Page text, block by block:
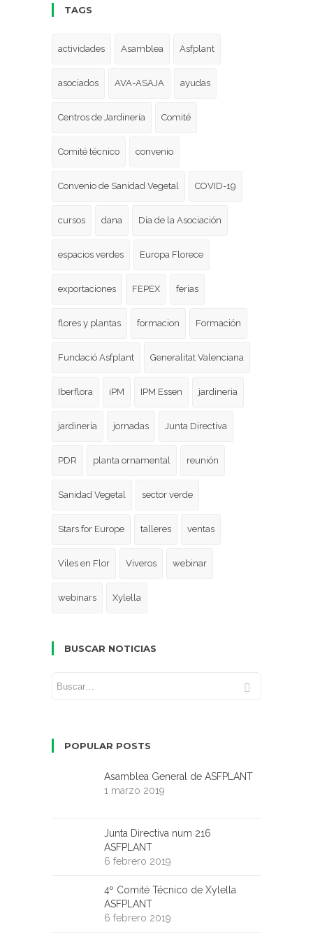
TAGS
actividades Asamblea Asfplant
asociados AVA-ASAJA ayudas
Centros de Jardinería Comité
Comité técnico convenio
Convenio de Sanidad Vegetal COVID-19
cursos dana Día de la Asociación
espacios verdes Europa Florece
exportaciones FEPEX ferias
flores y plantas formacion Formación
Fundació Asfplant Generalitat Valenciana
Iberflora iPM IPM Essen jardineria
jardinería jornadas Junta Directiva
PDR planta ornamental reunión
Sanidad Vegetal sector verde
Stars for Europe talleres ventas
Viles en Flor Viveros webinar
webinars Xylella
BUSCAR NOTICIAS
POPULAR POSTS
Asamblea General de ASFPLANT
1 marzo 2019
Junta Directiva num 216
ASFPLANT
6 febrero 2019
4º Comité Técnico de Xylella
ASFPLANT
6 febrero 2019